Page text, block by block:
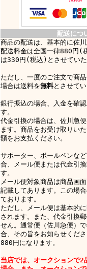
配送につ
商品の配送は、基本的に佐
配送料金は全国一律880円(
は330円(税込)とさせてい
ただし、一度のご注文で商
場合は送料を無料とさせて
銀行振込の場合、入金を確
す。
代金引換の場合は、佐川
ます。商品をお受け取りい
額をお支払ください。
サポーター、ボールペンな
合、メール便または代金引
す。
メール便対象商品は商品画
記載してあります。この場
ております。
ただし、メール便は基本的
されます。また、代金引換
せん。通常便（佐川急便）
合、その旨をお知らせくだ
880円になります。
当店では、オークションで2